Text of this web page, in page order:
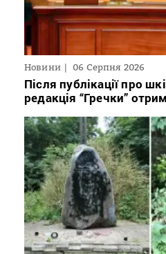
Новини 06 Серпня 2026
Після публікації про
редакція “Гречки”